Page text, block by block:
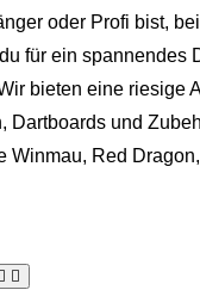
oder Profi bist,
für ein spannendes
bieten eine riesige
Dartboards und
Winmau, Red